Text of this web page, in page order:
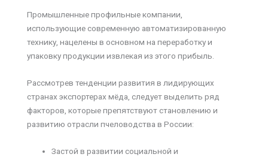
Промышленные профильные компании,
использующие современную автоматизированную
технику, нацелены в основном на переработку и
упаковку продукции извлекая из этого прибыль.
Рассмотрев тенденции развития в лидирующих
странах экспортерах мёда, следует выделить ряд
факторов, которые препятствуют становлению и
развитию отрасли пчеловодства в России:
Застой в развитии социальной и